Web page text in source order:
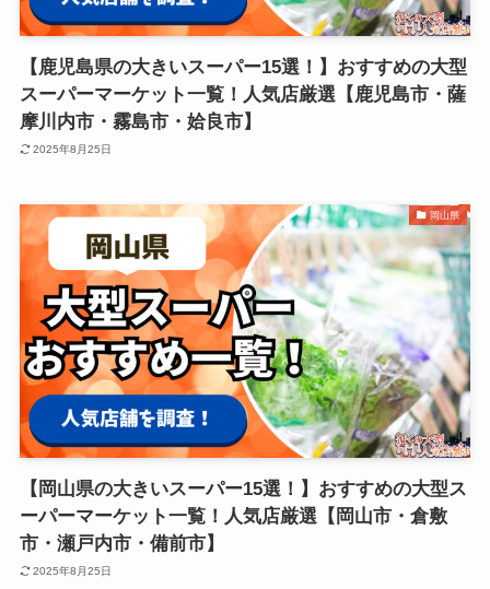
【鹿児島県の大きいスーパー15選！】おすすめの大型
スーパーマーケット一覧！人気店厳選【鹿児島市・薩
摩川内市・霧島市・姶良市】
2025年8月25日
岡山県
【岡山県の大きいスーパー15選！】おすすめの大型ス
ーパーマーケット一覧！人気店厳選【岡山市・倉敷
市・瀬戸内市・備前市】
2025年8月25日